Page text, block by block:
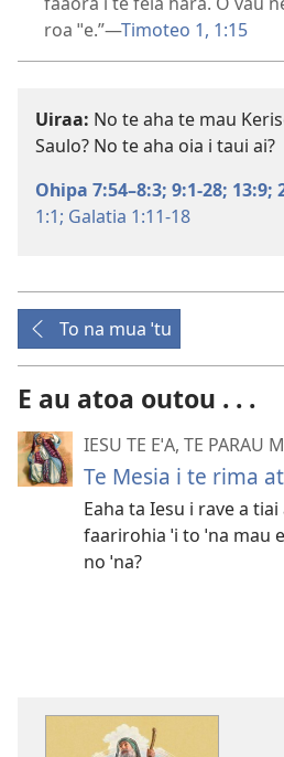
roa ˈˈe.”—Timoteo 1, 1:15
Uiraa: No te aha te mau
Saulo? No te aha oia i taui ai?
Ohipa 7:54–8:3; 9:1-28; 13:9;
1:1; Galatia 1:11-18
To na mua ˈtu
E au atoa outou . . .
IESU TE EˈA, TE PARAU
Te Mesia i te rima
Eaha ta Iesu i rave a
faarirohia ˈi to ˈna mau
no ˈna?